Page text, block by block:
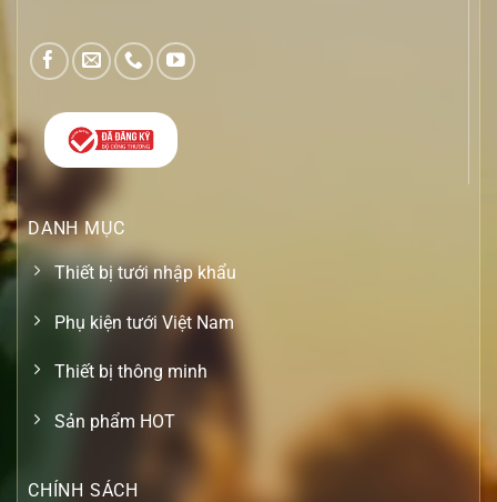
DANH MỤC
Thiết bị tưới nhập khẩu
Phụ kiện tưới Việt Nam
Thiết bị thông minh
Sản phẩm HOT
CHÍNH SÁCH